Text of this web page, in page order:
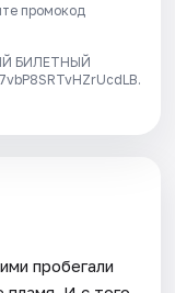
промокод
БИЛЕТНЫЙ
пробегали